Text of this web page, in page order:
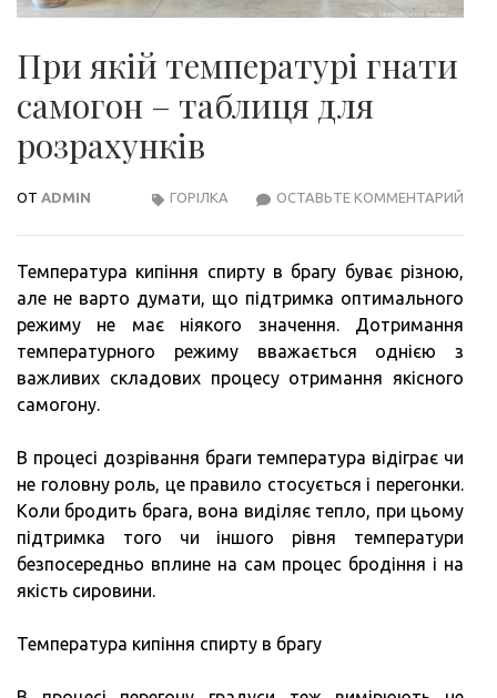
При якій температурі гнати
самогон – таблиця для
розрахунків
ОТ ADMIN ОСТАВЬТЕ КОММЕНТАРИЙ
ГОРІЛКА
Температура кипіння спирту в брагу буває різною,
але не варто думати, що підтримка оптимального
режиму не має ніякого значення. Дотримання
температурного режиму вважається однією з
важливих складових процесу отримання якісного
самогону.
В процесі дозрівання браги температура відіграє чи
не головну роль, це правило стосується і перегонки.
Коли бродить брага, вона виділяє тепло, при цьому
підтримка того чи іншого рівня температури
безпосередньо вплине на сам процес бродіння і на
якість сировини.
Температура кипіння спирту в брагу